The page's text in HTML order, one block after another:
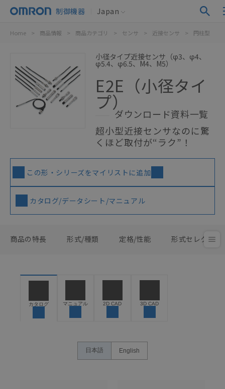
制御機器 Japan
Home > 商品情報 > 商品カテゴリ > センサ > 近接センサ > 円柱型
小径タイプ近接センサ（φ3、φ4、
φ5.4、φ6.5、M4、M5）
E2E（小径タイ
プ）
ダウンロード資料一覧
超小型近接センサなのに驚
くほど取付が“ラク”！
この形・シリーズをマイリストに追加
カタログ/データシート/マニュアル
商品の特長 形式/種類 定格/性能 形式セレクタ
カタログ マニュアル 2D CAD 3D CAD
日本語 English